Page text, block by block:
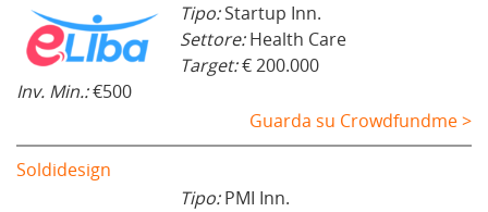
Tipo:Startup Inn.
Settore:Health Care
Target:€ 200.000
Inv. Min.:€500
Guarda su Crowdfundme >
Soldidesign
Tipo:PMI Inn.